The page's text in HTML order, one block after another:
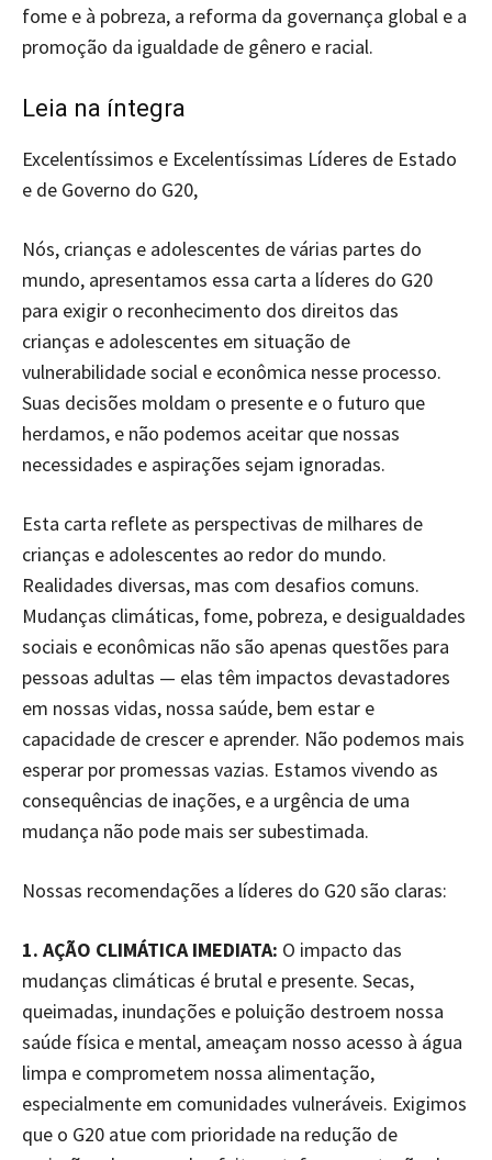
fome e à pobreza, a reforma da governança global e a
promoção da igualdade de gênero e racial.
Leia na íntegra
Excelentíssimos e Excelentíssimas Líderes de Estado
e de Governo do G20,
Nós, crianças e adolescentes de várias partes do
mundo, apresentamos essa carta a líderes do G20
para exigir o reconhecimento dos direitos das
crianças e adolescentes em situação de
vulnerabilidade social e econômica nesse processo.
Suas decisões moldam o presente e o futuro que
herdamos, e não podemos aceitar que nossas
necessidades e aspirações sejam ignoradas.
Esta carta reflete as perspectivas de milhares de
crianças e adolescentes ao redor do mundo.
Realidades diversas, mas com desafios comuns.
Mudanças climáticas, fome, pobreza, e desigualdades
sociais e econômicas não são apenas questões para
pessoas adultas — elas têm impactos devastadores
em nossas vidas, nossa saúde, bem estar e
capacidade de crescer e aprender. Não podemos mais
esperar por promessas vazias. Estamos vivendo as
consequências de inações, e a urgência de uma
mudança não pode mais ser subestimada.
Nossas recomendações a líderes do G20 são claras:
1. AÇÃO CLIMÁTICA IMEDIATA: O impacto das
mudanças climáticas é brutal e presente. Secas,
queimadas, inundações e poluição destroem nossa
saúde física e mental, ameaçam nosso acesso à água
limpa e comprometem nossa alimentação,
especialmente em comunidades vulneráveis. Exigimos
que o G20 atue com prioridade na redução de